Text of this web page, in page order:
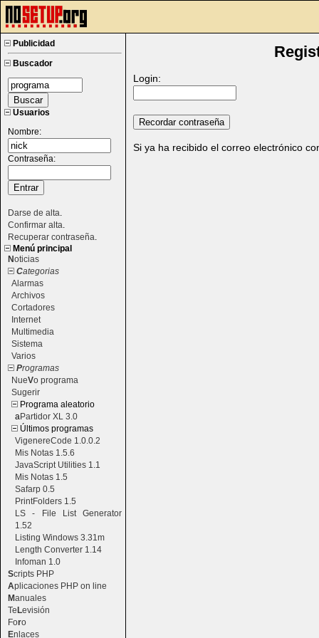
Publicidad
Buscador
Usuarios
Nombre:
Contraseña:
Darse de alta
Confirmar alta
Recuperar contraseña
Menú principal
Noticias
Categorias
Alarmas
Archivos
Cortadores
Internet
Multimedia
Sistema
Varios
Programas
NueVo programa
Sugerir
Programa aleatorio
aPartidor XL 3.0
Últimos programas
VigenereCode 1.0.0.2
Mis Notas 1.5.6
JavaScript Utilities 1.1
Mis Notas 1.5
Safarp 0.5
PrintFolders 1.5
LS - File List Generator
1.52
Listing Windows 3.31m
Length Converter 1.14
Infoman 1.0
Scripts PHP
Aplicaciones PHP on line
Manuales
TeLevisión
Foro
Enlaces
Login:
Si ya ha recibido el correo electrónico